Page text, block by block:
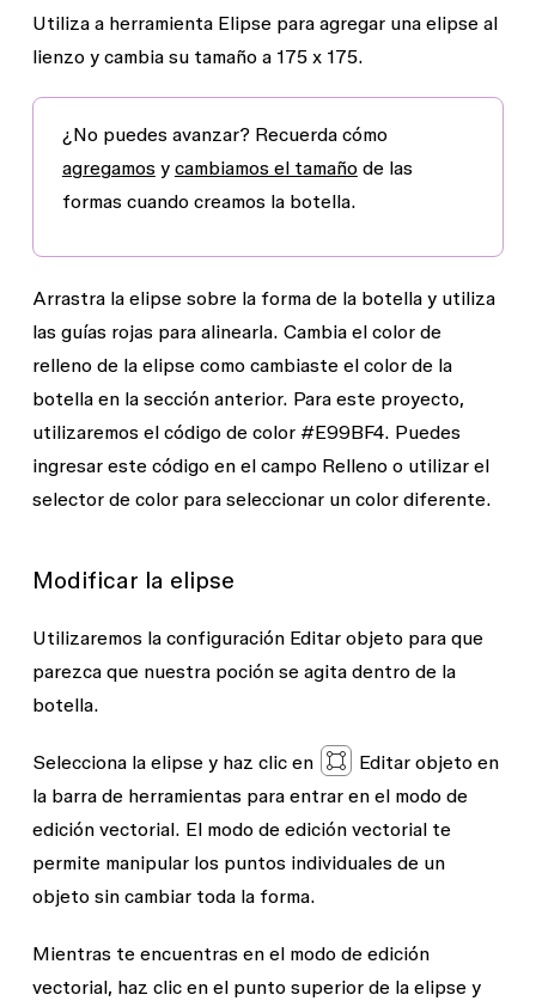
Utiliza a herramienta Elipsepara agregar una elipse al
lienzo y cambia su tamaño a 175 x 175.
¿No puedes avanzar? Recuerda cómo
agregamosy cambiamos el tamaño de las
formas cuando creamos la botella.
Arrastra la elipse sobre la forma de la botella y utiliza
las guías rojas para alinearla. Cambia el color de
relleno de la elipse como cambiaste el color de la
botella en la sección anterior. Para este proyecto,
utilizaremos el código de color #E99BF4. Puedes
ingresar este código en el campo Relleno o utilizar el
selector de color para seleccionar un color diferente.
Modificar la elipse
Utilizaremos la configuración Editar objeto para que
parezca que nuestra poción se agita dentro de la
botella.
Selecciona la elipse y haz clic en Editar objeto en
la barra de herramientas para entrar en el modo de
edición vectorial. El modo de edición vectorial te
permite manipular los puntos individuales de un
objeto sin cambiar toda la forma.
Mientras te encuentras en el modo de edición
vectorial, haz clic en el punto superior de la elipse y